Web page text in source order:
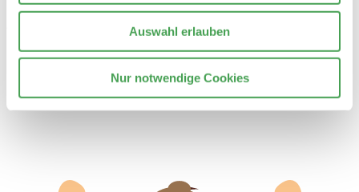
Auswahl erlauben
Nur notwendige Cookies
© 2026 Stiftung Nationale Anti Doping Agentur Deutschland
Kontakt
Datenschutzerklärung
Barrierefreiheit